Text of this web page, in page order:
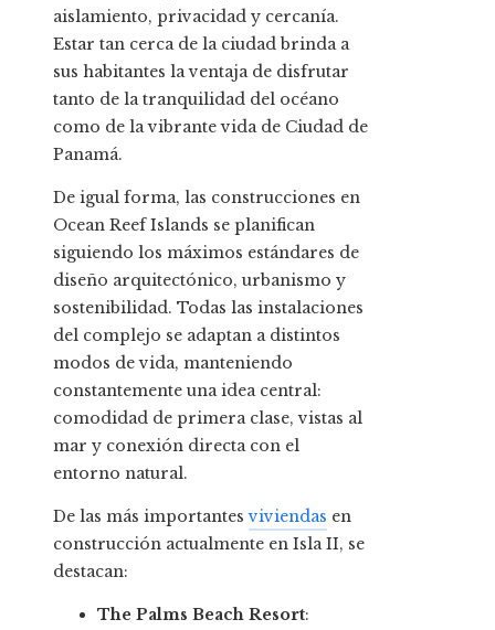
aislamiento, privacidad y cercanía.
Estar tan cerca de la ciudad brinda a
sus habitantes la ventaja de disfrutar
tanto de la tranquilidad del océano
como de la vibrante vida de Ciudad de
Panamá.
De igual forma, las construcciones en
Ocean Reef Islands se planifican
siguiendo los máximos estándares de
diseño arquitectónico, urbanismo y
sostenibilidad. Todas las instalaciones
del complejo se adaptan a distintos
modos de vida, manteniendo
constantemente una idea central:
comodidad de primera clase, vistas al
mar y conexión directa con el
entorno natural.
De las más importantesviviendas en
construcción actualmente en Isla II, se
destacan:
The Palms Beach Resort: